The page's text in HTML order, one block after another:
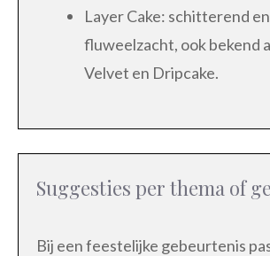
Layer Cake: schitterend en
fluweelzacht, ook bekend
Velvet en Dripcake.
Suggesties per thema of
Bij een feestelijke gebeurtenis